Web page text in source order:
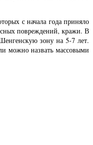
с начала года приняло
повреждений, кражи. В
зону на 5-7 лет.
можно назвать массовыми